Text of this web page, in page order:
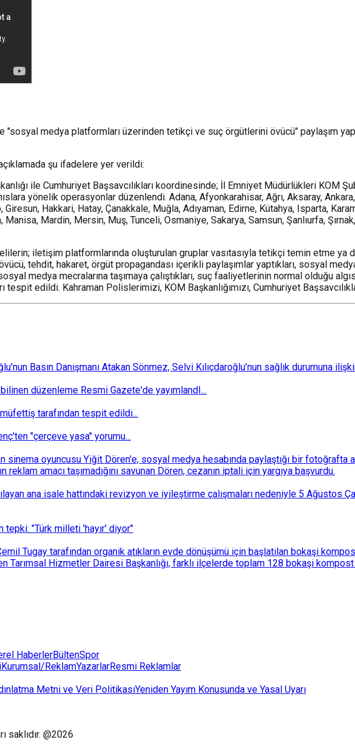
"sosyal medya platformları üzerinden tetikçi ve suç örgütlerini övücü" paylaşım
şu ifadelere yer verildi:
ile Cumhuriyet Başsavcılıkları koordinesinde; İl Emniyet Müdürlükleri
yönelik operasyonlar düzenlendi. Adana, Afyonkarahisar, Ağrı, Aksaray,
Giresun, Hakkari, Hatay, Çanakkale, Muğla, Adıyaman, Edirne, Kütahya, Isparta,
Manisa, Mardin, Mersin, Muş, Tunceli, Osmaniye, Sakarya, Samsun, Şanlıurfa,
iletişim platformlarında oluşturulan gruplar vasıtasıyla tetikçi temin etme
tehdit, hakaret, örgüt propagandası içerikli paylaşımlar yaptıkları, sosyal
medya mecralarına taşımaya çalıştıkları, suç faaliyetlerinin normal olduğu
tespit edildi. Kahraman Polislerimizi, KOM Başkanlığımızı, Cumhuriyet
Basın Danışmanı Atakan Sönmez, Selvi Kılıçdaroğlu’nun sağlık durumuna
düzenleme Resmi Gazete'de yayımlandI...
tarafından tespit edildi...
"çerçeve yasa" yorumu...
sinema oyuncusu Yiğit Dören'e, sosyal medya hesabında paylaştığı bir
reklam amacı taşımadığını savunan Dören, cezanın iptali için yargıya başvurdu.
ana isale hattındaki revizyon ve iyileştirme çalışmaları nedeniyle 5 Ağustos
"Türk milleti 'hayır' diyor"
Tugay tarafından organik atıkların evde dönüşümü için başlatılan bokaşi
Tarımsal Hizmetler Dairesi Başkanlığı, farklı ilçelerde toplam 128 bokaşi
HaberlerBültenSpor
Kurumsal/ReklamYazarlarResmi Reklamlar
Metni ve Veri PolitikasıYeniden Yayım Konusunda ve Yasal Uyarı
saklıdır. @2026